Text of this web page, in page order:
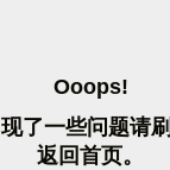
OOOPS!
现了一些问题请刷
返 回首页。